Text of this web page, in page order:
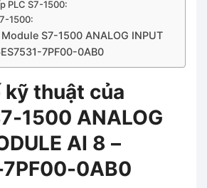
PLC S7-1500:
1500:
S7-1500 ANALOG INPUT
7PF00-0AB0
kỹ thuật của
1500 ANALOG
AI 8 –
7PF00-0AB0